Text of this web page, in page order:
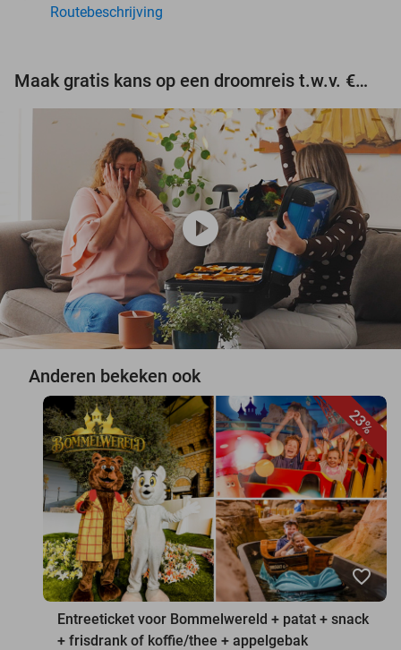
Routebeschrijving
Maak gratis kans op een droomreis t.w.v. €3.000!
play_circle
Anderen bekeken ook
23%
favorite_border
Entreeticket voor Bommelwereld + patat + snack
+ frisdrank of koffie/thee + appelgebak